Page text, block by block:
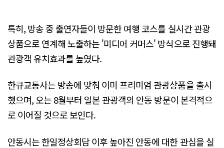
특히, 방송 중 출연자들이 방문한 여행 코스를 실시간 관광
상품으로 연계해 노출하는 '미디어 커머스' 방식으로 진행돼
관광객 유치효과를 높였다.
한큐교통사는 방송에 맞춰 이미 프리미엄 관광상품을 출시
했으며, 오는 8월부터 일본 관광객의 안동 방문이 본격적으
로 이어질 것으로 보인다.
안동시는 한일정상회담 이후 높아진 안동에 대한 관심을 실